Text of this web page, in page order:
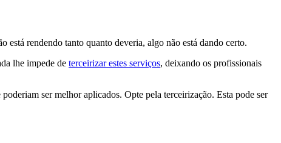
está rendendo tanto quanto deveria, algo não está dando certo.
lhe impede de terceirizar estes serviços, deixando os profissionais
ser melhor aplicados. Opte pela terceirização. Esta pode ser